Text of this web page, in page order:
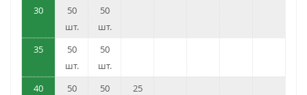
30
50
шт.
50
шт.
35
50
шт.
50
шт.
40
50
50
25